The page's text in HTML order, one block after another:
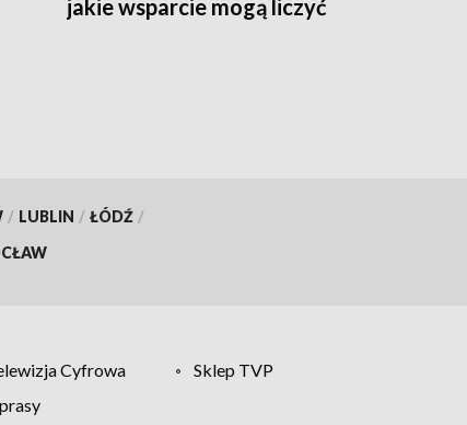
jakie wsparcie mogą liczyć
/ LUBLIN / ŁÓDŹ /
Cyfrowa
Sklep TVP